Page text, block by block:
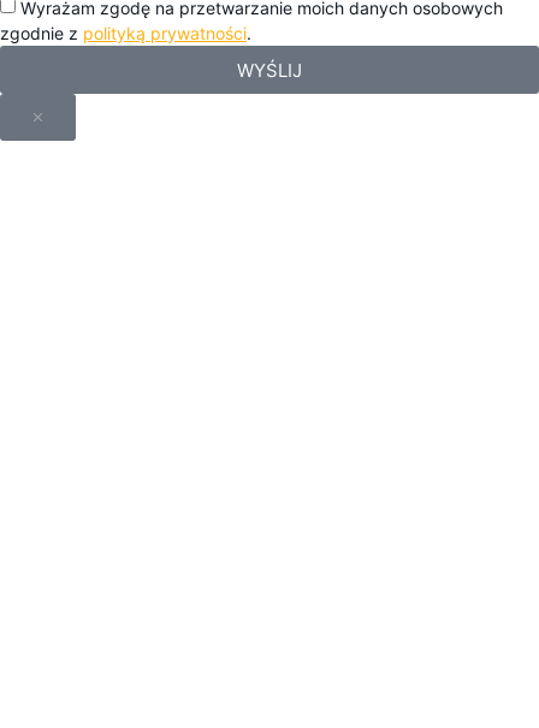
Wyrażam zgodę na przetwarzanie moich danych osobowych
zgodnie z polityką prywatności.
WYŚLIJ